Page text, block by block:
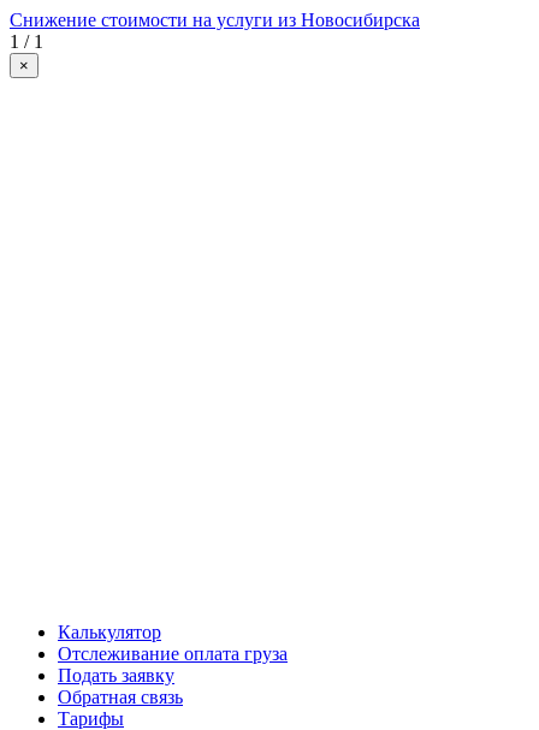
Снижение стоимости на услуги из Новосибирска
1 / 1
×
Калькулятор
Отслеживание оплата груза
Подать заявку
Обратная связь
Тарифы